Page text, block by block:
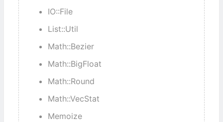
IO::File
List::Util
Math::Bezier
Math::BigFloat
Math::Round
Math::VecStat
Memoize